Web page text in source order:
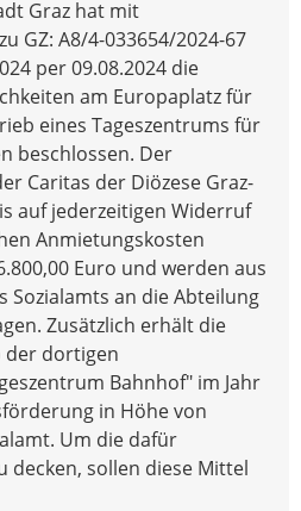
Graz hat mit
GZ: A8/4-033654/2024-67
per 09.08.2024 die
am Europaplatz für
eines Tageszentrums für
beschlossen. Der
Caritas der Diözese Graz-
auf jederzeitigen Widerruf
Anmietungskosten
Euro und werden aus
Sozialamts an die Abteilung
Zusätzlich erhält die
der dortigen
Bahnhof" im Jahr
in Höhe von
Um die dafür
decken, sollen diese Mittel